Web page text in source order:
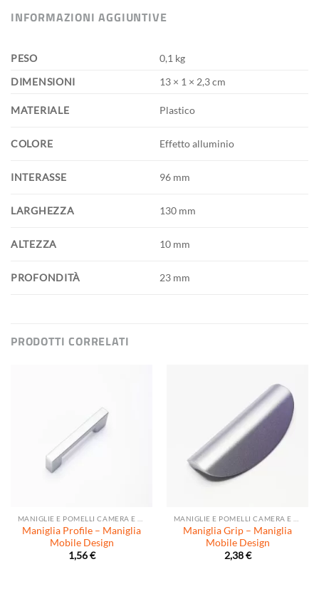
INFORMAZIONI AGGIUNTIVE
PESO
0,1 kg
DIMENSIONI
13 × 1 × 2,3 cm
MATERIALE Plastico
COLORE Effetto alluminio
INTERASSE 96 mm
LARGHEZZA 130 mm
ALTEZZA 10 mm
PROFONDITÀ 23 mm
PRODOTTI CORRELATI
Maniglia Profile – Maniglia
Mobile Design
1,56€
Maniglia Grip – Maniglia
Mobile Design
2,38€